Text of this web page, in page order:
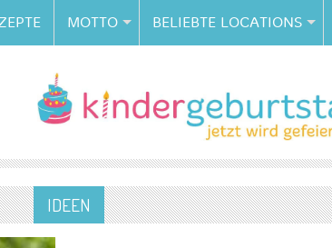
MOTTO BELIEBTE LOCATIONS
IDEEN